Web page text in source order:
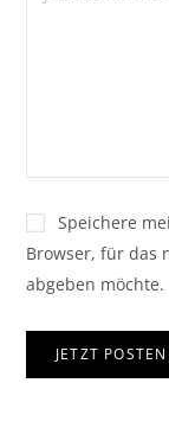
Speichere
Browser, für das
abgeben möchte.